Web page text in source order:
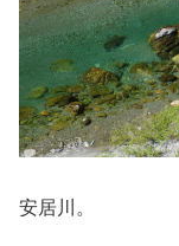
安居川。